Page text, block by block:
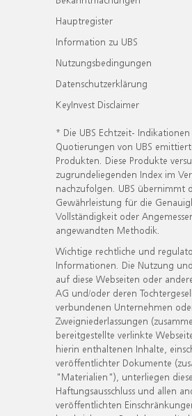
Hauptregister
Information zu UBS
Nutzungsbedingungen
Datenschutzerklärung
KeyInvest Disclaimer
* Die UBS Echtzeit-
Quotierungen von UBS
Produkten. Diese Produkte
zugrundeliegenden Index im
nachzufolgen. UBS übernimmt
Gewährleistung für die
Vollständigkeit oder
angewandten Methodik.
Wichtige rechtliche und
Informationen. Die Nutzung
auf diese Webseiten oder
AG und/oder deren
verbundenen Unternehmen
Zweigniederlassungen
bereitgestellte verlinkte
hierin enthaltenen Inhalte,
veröffentlichter Dokumente
"Materialien"), unterliegen
Haftungsausschluss und allen
veröffentlichten